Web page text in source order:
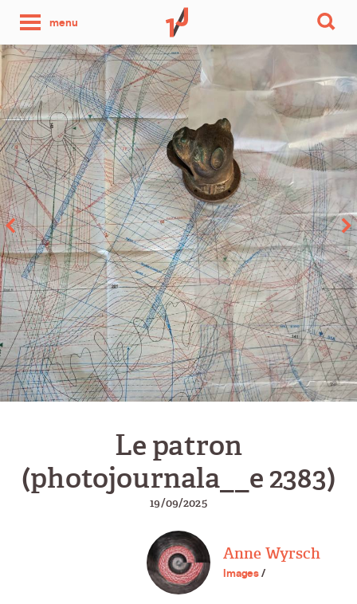
menu
photo
par
jour
Le patron
(photojournala__e 2383)
19/09/2025
Anne Wyrsch
Images/